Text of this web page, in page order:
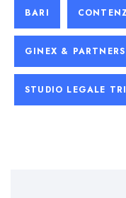
BARI
GINEX & PARTNERS
STUDIO LEGALE